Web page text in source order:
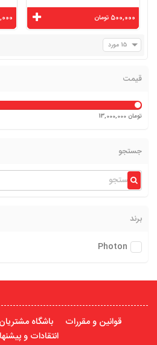
قیمت
13,000,000 تومان
جستجو
برند
Photon
500,000 تومان
15 مورد
قوانین و مقررات باشگاه
انتقادات و